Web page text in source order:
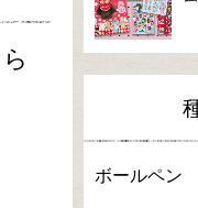
ボールペン